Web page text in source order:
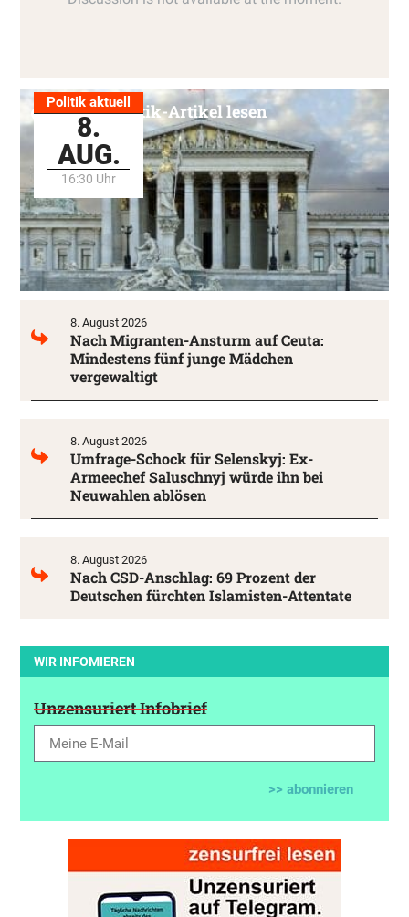
Politik aktuell
8.
AUG.
16:30 Uhr
Alle Politik-Artikel lesen
8. August 2026
Nach Migranten-Ansturm auf Ceuta:
Mindestens fünf junge Mädchen
vergewaltigt
8. August 2026
Umfrage-Schock für Selenskyj: Ex-
Armeechef Saluschnyj würde ihn bei
Neuwahlen ablösen
8. August 2026
Nach CSD-Anschlag: 69 Prozent der
Deutschen fürchten Islamisten-Attentate
WIR INFOMIEREN
Unzensuriert Infobrief
>> abonnieren